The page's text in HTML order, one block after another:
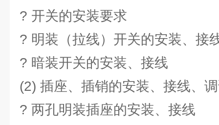
? 开关的安装要求
? 明装（拉线）开关的安装、接
? 暗装开关的安装、接线
(2) 插座、插销的安装、接线、
? 两孔明装插座的安装、接线